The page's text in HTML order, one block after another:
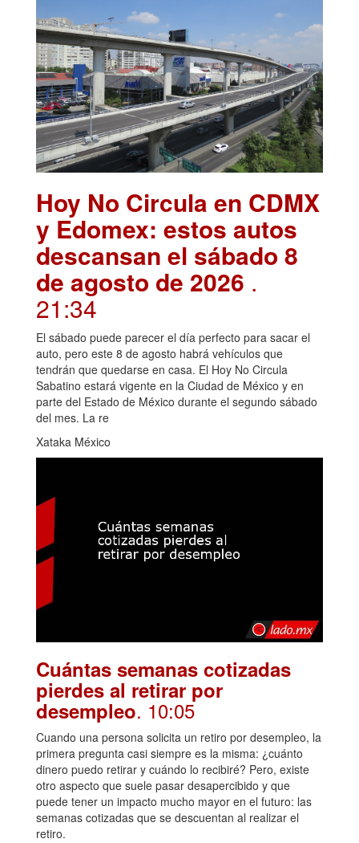
Hoy No Circula en CDMX
y Edomex: estos autos
descansan el sábado 8
de agosto de 2026 .
21:34
El sábado puede parecer el día perfecto para sacar el
auto, pero este 8 de agosto habrá vehículos que
tendrán que quedarse en casa. El Hoy No Circula
Sabatino estará vigente en la Ciudad de México y en
parte del Estado de México durante el segundo sábado
del mes. La re
Xataka México
Cuántas semanas cotizadas
pierdes al retirar por
desempleo. 10:05
Cuando una persona solicita un retiro por desempleo, la
primera pregunta casi siempre es la misma: ¿cuánto
dinero puedo retirar y cuándo lo recibiré? Pero, existe
otro aspecto que suele pasar desapercibido y que
puede tener un impacto mucho mayor en el futuro: las
semanas cotizadas que se descuentan al realizar el
retiro.